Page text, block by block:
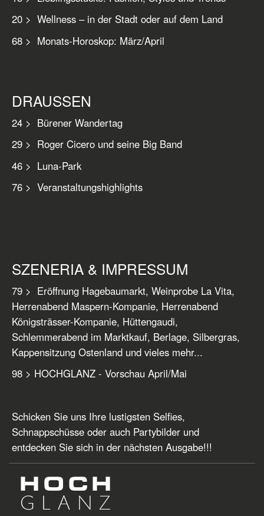
20 > Wellness – in der Stadt oder auf dem Land
68 > Monats-Horoskop: März/April
DRAUSSEN
24 > Bürener Wandertag
29 > Roger Cicero und seine Big Band
46 > Luna-Park
76 > Veranstaltungshighlights
SZENERIA & IMPRESSUM
79 > Eröffnung Hagebaumarkt, Weinprobe La Vita,
Herrenabend Maspern-Kompanie, Herrenabend
Königsträsser-Kompanie, Hüttengaudi,
Schlemmerabend im Marktkauf, Berlage, Silbergras,
Kappensitzung Ostenland und vieles mehr...
98 > HOCHGLANZ - Vorschau April/Mai
Schicken Sie uns Ihre lustigsten Selfies,
Schnappschüsse oder auch Partybilder und
entdecken Sie sich in der nächsten Ausgabe!!!